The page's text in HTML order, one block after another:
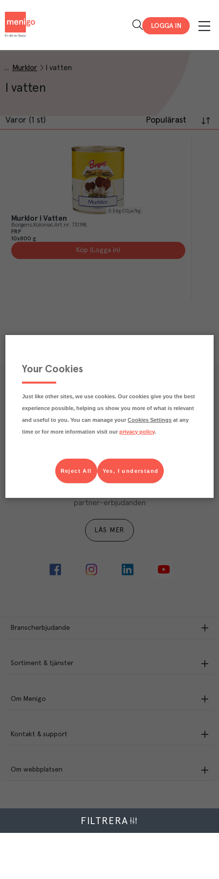
LOGGA IN
Murklor I vatten
I vatten
Varor (1 st) Populärast
0.3 kg CO₂e/kg
Murklor i Vatten
Borgens Kolonial Art.nr. 731198
FRP
10x800 g
Köp (Logga in)
FILTRERA
Ta del av Menigo Partner
partner-erbjudanden
LÄS MER
Branscherbjudande
Sortiment & tjänster
Om Menigo
Kontakt & support
Om webbplatsen
Menigo Foodservice AB
Your Cookies
Just like other sites, we use cookies. Our cookies give you the best
experience possible, helping us show you more of what is relevant
and useful to you. You can manage yourCookies Settings at any
time or for more information visit ourprivacy policy.
Yes, I understand
Reject All